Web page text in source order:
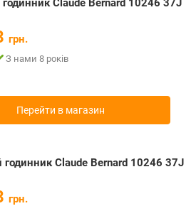
Claude Bernard 10246 37J
грн.
З нами 8 років
Перейти в магазин
годинник Claude Bernard 10246 37J
грн.